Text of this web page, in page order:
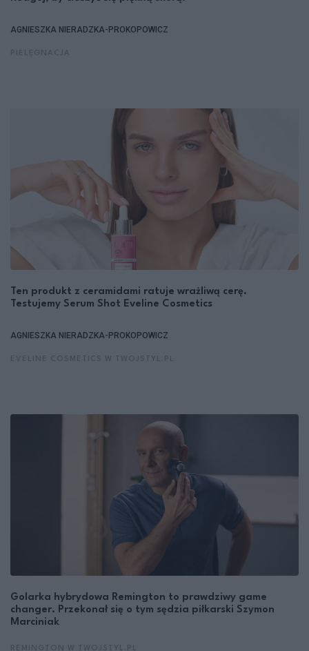
AGNIESZKA NIERADZKA-PROKOPOWICZ
Ten produkt z ceramidami ratuje wrażliwą cerę.
Testujemy Serum Shot Eveline Cosmetics
AGNIESZKA NIERADZKA-PROKOPOWICZ
Golarka hybrydowa Remington to prawdziwy game
changer. Przekonał się o tym sędzia piłkarski Szymon
Marciniak